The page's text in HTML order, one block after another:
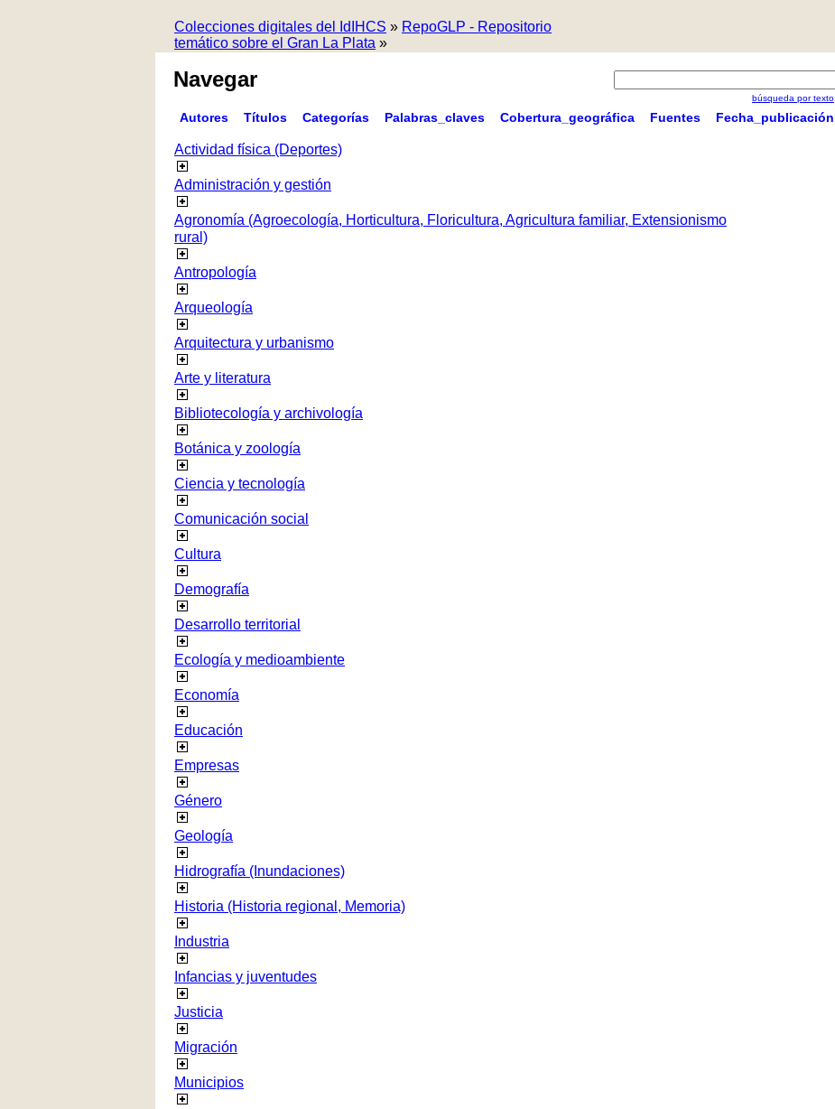
Colecciones digitales del IdIHCS » RepoGLP - Repositorio
temático sobre el Gran La Plata »
Navegar
búsqueda por texto
Autores Títulos Categorías Palabras_claves Cobertura_geográfica Fuentes Fecha_publicación
Actividad física (Deportes)
Administración y gestión
Agronomía (Agroecología, Horticultura, Floricultura, Agricultura familiar, Extensionismo
rural)
Antropología
Arqueología
Arquitectura y urbanismo
Arte y literatura
Bibliotecología y archivología
Botánica y zoología
Ciencia y tecnología
Comunicación social
Cultura
Demografía
Desarrollo territorial
Ecología y medioambiente
Economía
Educación
Empresas
Género
Geología
Hidrografía (Inundaciones)
Historia (Historia regional, Memoria)
Industria
Infancias y juventudes
Justicia
Migración
Municipios